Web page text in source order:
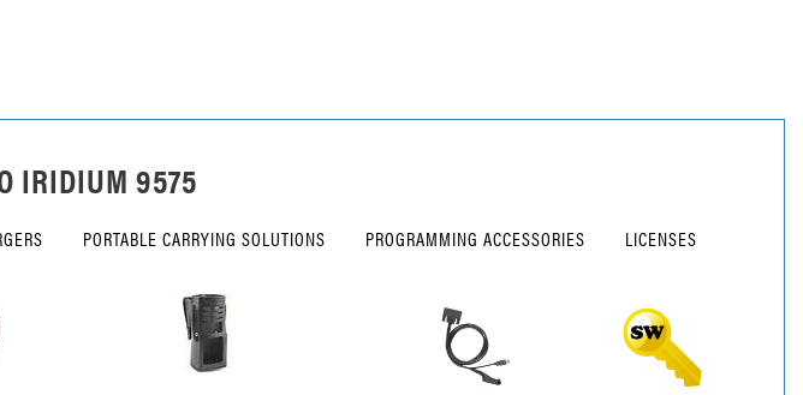
IRIDIUM 9575
PORTABLE CARRYING SOLUTIONS PROGRAMMING ACCESSORIES LICENSES